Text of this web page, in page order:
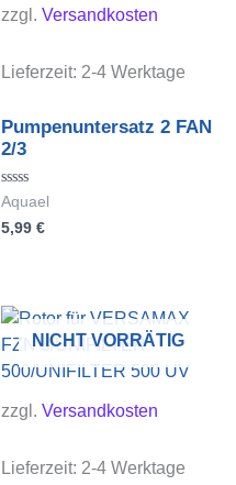
zzgl. Versandkosten
Lieferzeit: 2-4 Werktage
Pumpenuntersatz 2 FAN
2/3
Bewertet
mit
0
Aquael
5,99 €
NICHT VORRÄTIG
zzgl. Versandkosten
Lieferzeit: 2-4 Werktage